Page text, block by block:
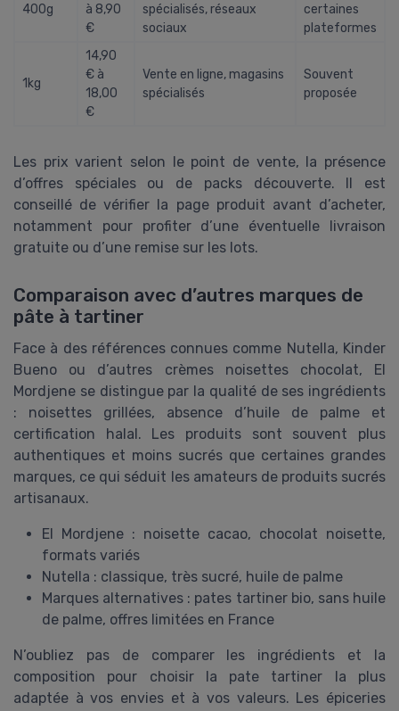
400g
à 8,90
€
spécialisés, réseaux
sociaux
certaines
plateformes
1kg
14,90
€ à
18,00
€
Vente en ligne, magasins
spécialisés
Souvent
proposée
Les prix varient selon le point de vente, la présence
d’offres spéciales ou de packs découverte. Il est
conseillé de vérifier la page produit avant d’acheter,
notamment pour profiter d’une éventuelle livraison
gratuite ou d’une remise sur les lots.
Comparaison avec d’autres marques de
pâte à tartiner
Face à des références connues comme Nutella, Kinder
Bueno ou d’autres crèmes noisettes chocolat, El
Mordjene se distingue par la qualité de ses ingrédients
: noisettes grillées, absence d’huile de palme et
certification halal. Les produits sont souvent plus
authentiques et moins sucrés que certaines grandes
marques, ce qui séduit les amateurs de produits sucrés
artisanaux.
El Mordjene : noisette cacao, chocolat noisette,
formats variés
Nutella : classique, très sucré, huile de palme
Marques alternatives : pates tartiner bio, sans huile
de palme, offres limitées en France
N’oubliez pas de comparer les ingrédients et la
composition pour choisir la pate tartiner la plus
adaptée à vos envies et à vos valeurs. Les épiceries